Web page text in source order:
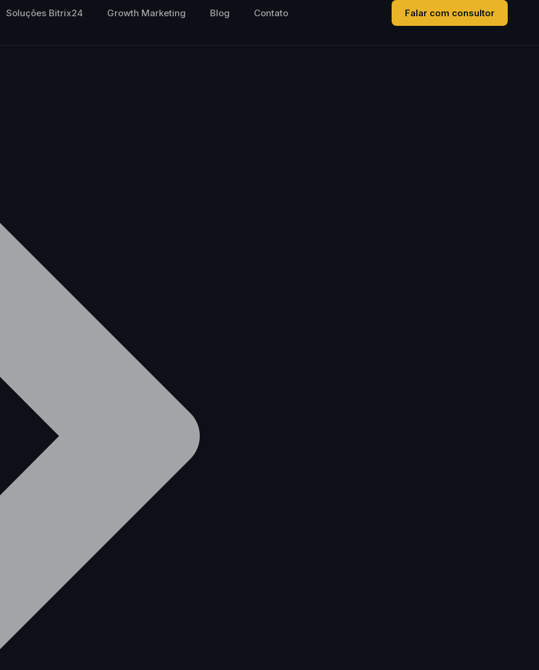
Soluções Bitrix24 Growth Marketing Blog Contato Falar com consultor